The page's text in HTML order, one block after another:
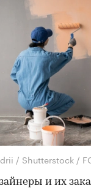
/ Shutterstock /
и их